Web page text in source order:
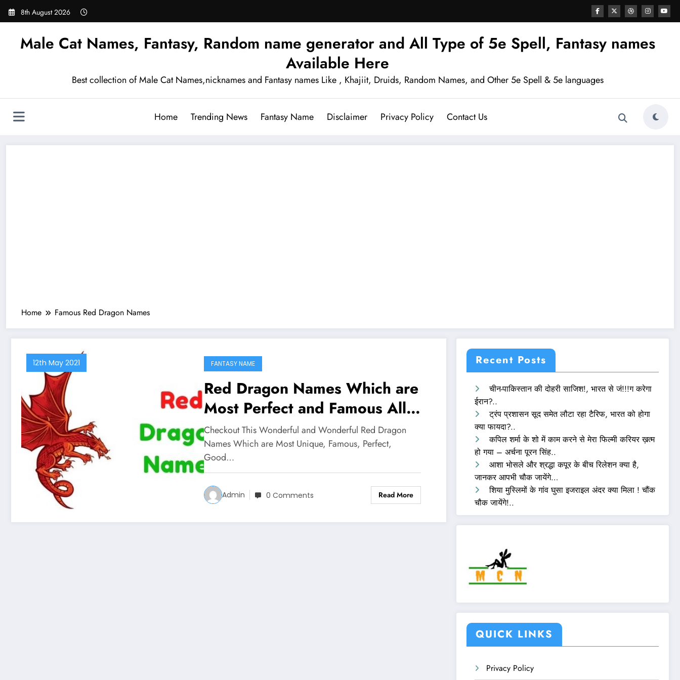
Skip
8th August 2026
Male Cat Names, Fantasy, Random name generator and All Type of 5e Spell, Fantasy names
Available Here
Best collection of Male Cat Names,nicknames and Fantasy names Like , Khajiit, Druids, Random Names, and Other 5e Spell & 5e languages
Home Trending News Fantasy Name Disclaimer Privacy Policy Contact Us
Home Famous Red Dragon Names
12th May 2021 FANTASY NAME
Red Dragon Names Which are
Most Perfect and Famous All
Over The Worlds
Checkout This Wonderful and Wonderful Red Dragon
Names Which are Most Unique, Famous, Perfect,
Good…
Admin 0 Comments Read More
Recent Posts
चीन-पाकिस्तान की दोहरी साजिश!, भारत से जं!!!ग करेगा
ईरान?..
ट्रंप प्रशासन सूद समेत लौटा रहा टैरिफ, भारत को होगा
क्या फायदा?..
कपिल शर्मा के शो में काम करने से मेरा फिल्मी करियर ख़त्म
हो गया – अर्चना पूरन सिंह..
आशा भोसले और श्रद्धा कपूर के बीच रिलेशन क्या है,
जानकर आपभी चौक जायेंगे…
शिया मुस्लिमों के गांव घुसा इजराइल अंदर क्या मिला ! चौंक
चौक जायेंगे!..
QUICK LINKS
Privacy Policy